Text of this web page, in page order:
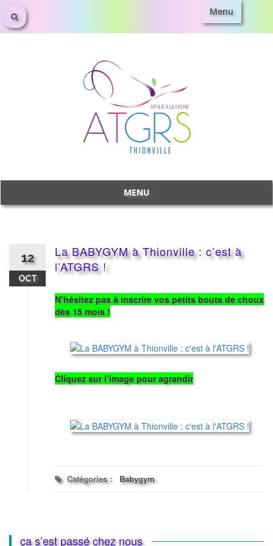
Menu
Aller
MENU
Aller
12
OCT
La BABYGYM à Thionville : c’est à
l’ATGRS !
N’hésitez pas à inscrire vos petits bouts de choux
dès 15 mois !
Cliquez sur l’image pour agrandir
Catégories : Babygym
ça s’est passé chez nous